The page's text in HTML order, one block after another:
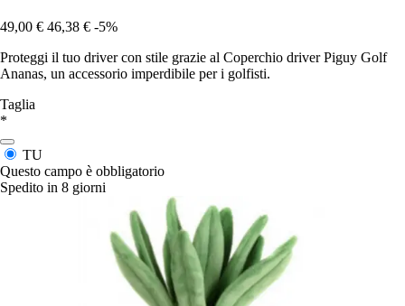
49,00 € 46,38 € -5%
Proteggi il tuo driver con stile grazie al Coperchio driver Piguy Golf
Ananas, un accessorio imperdibile per i golfisti.
Taglia
*
TU
Questo campo è obbligatorio
Spedito in 8 giorni